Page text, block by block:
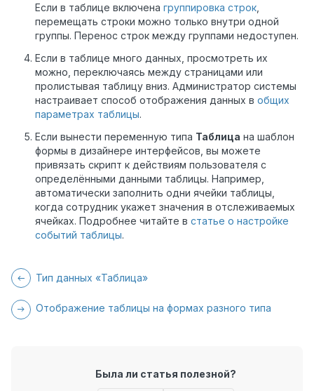
Если в таблице включена группировка строк
перемещать строки можно только внутри одной
группы. Перенос строк между группами недоступен.
Если в таблице много данных, просмотреть их
можно, переключаясь между страницами или
пролистывая таблицу вниз. Администратор системы
настраивает способ отображения данных в общих
параметрах таблицы.
Если вынести переменную типа Таблица на шаблон
формы в дизайнере интерфейсов, вы можете
привязать скрипт к действиям пользователя с
определёнными данными таблицы. Например,
автоматически заполнить одни ячейки таблицы,
когда сотрудник укажет значения в отслеживаемых
ячейках. Подробнее читайте в статье о настройке
событий таблицы.
Тип данных «Таблица»
Отображение таблицы на формах разного типа
Была ли статья полезной?